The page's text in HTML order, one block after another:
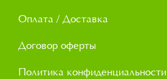
Оплата / Доставка
Договор оферты
Политика конфиденциальности